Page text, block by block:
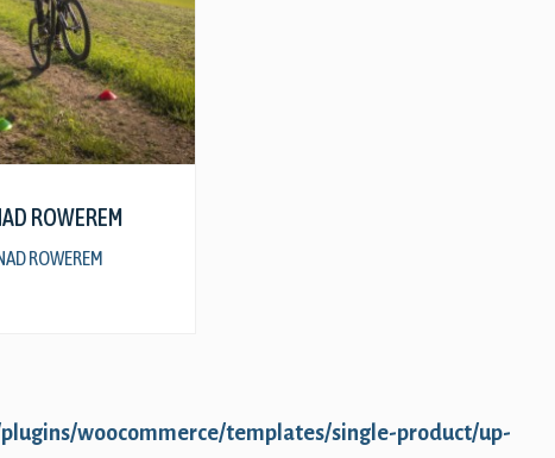
ROWEREM
ROWEREM
woocommerce/templates/single-product/up-